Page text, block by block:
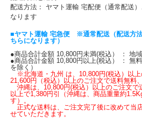
配送方法： ヤマト運輸 宅配便（通常配送
なります
■ヤマト運輸 宅急便 ※通常配送（配送方
ちらになります）
●商品合計金額 10,800円未満(税込） ： 地
●商品合計金額 10,800円以上(税込） ： 無
を除く）
※北海道・九州 は、10,800円(税込）以上
21,600円（税込）以上のご注文で送料無料、
沖縄は、10,800円(税込）以上のご注文で
以上で1,380円引（沖縄は、商品重量約
す）。
正式な送料は、ご注文完了後に改めて当
せていただきます。